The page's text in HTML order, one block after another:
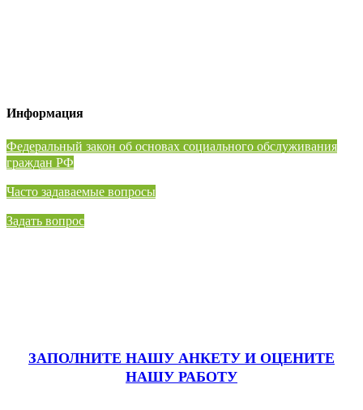
Информация
⁠Федеральный закон об основах социального обслуживания
граждан РФ
Часто задаваемые вопросы
Задать вопрос
ЗАПОЛНИТЕ НАШУ АНКЕТУ И ОЦЕНИТЕ
НАШУ РАБОТУ